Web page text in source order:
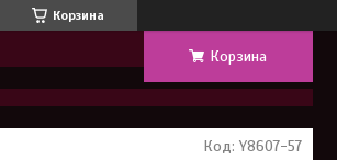
Корзина
Корзина
Код: Y8607-57